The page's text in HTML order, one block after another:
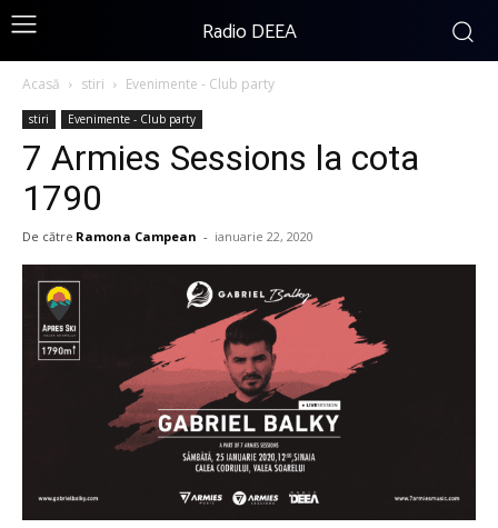
Radio DEEA
Acasă stiri Evenimente - Club party
stiri Evenimente - Club party
7 Armies Sessions la cota
1790
De către Ramona Campean - ianuarie 22, 2020